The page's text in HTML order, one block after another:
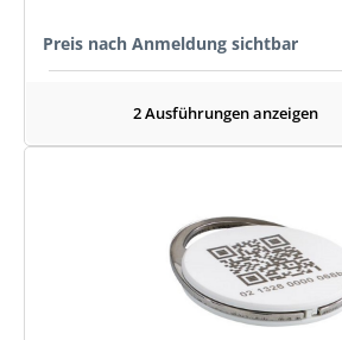
Preis nach Anmeldung sichtbar
2 Ausführungen anzeigen